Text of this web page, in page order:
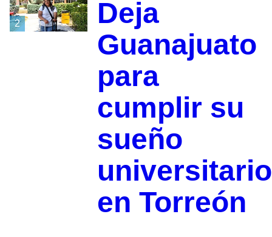
2
Deja
Guanajuato
para
cumplir su
sueño
universitario
en Torreón